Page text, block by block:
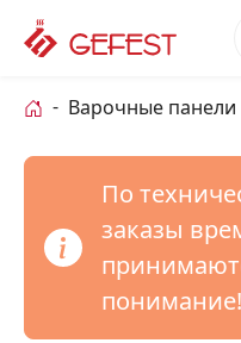
Варочные панели
По
заказы
понимание!